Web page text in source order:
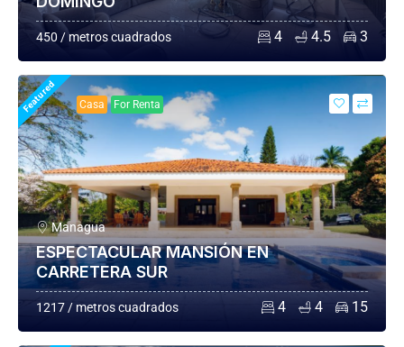
450 / metros cuadrados 4 4.5 3
Featured Casa For Renta
Managua
ESPECTACULAR MANSIÓN EN
CARRETERA SUR
1217 / metros cuadrados 4 4 15